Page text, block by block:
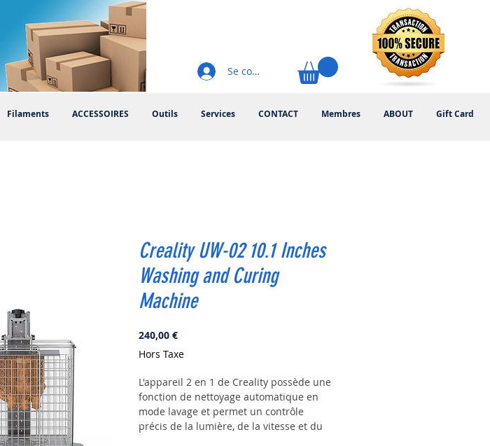
Filaments ACCESSOIRES Outils Services CONTACT Membres ABOUT Gift Card
Se connecter
Creality UW-02 10.1 Inches
Washing and Curing
Machine
240,00 €Prix
Hors Taxe
L'appareil 2 en 1 de Creality possède une
fonction de nettoyage automatique en
mode lavage et permet un contrôle
précis de la lumière, de la vitesse et du